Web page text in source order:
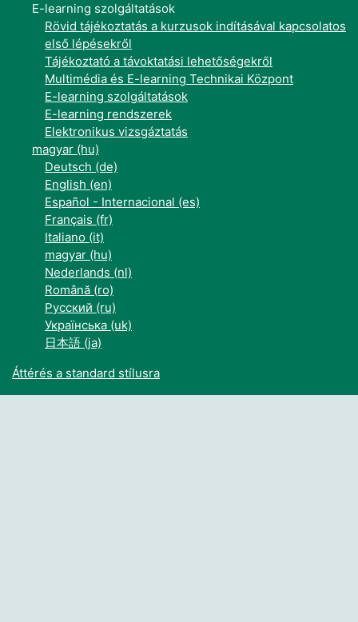
E-learning szolgáltatások
Rövid tájékoztatás a kurzusok indításával kapcsolatos
első lépésekről
Tájékoztató a távoktatási lehetőségekről
Multimédia és E-learning Technikai Központ
E-learning szolgáltatások
E-learning rendszerek
Elektronikus vizsgáztatás
magyar ‎(hu)‎
Deutsch ‎(de)‎
English ‎(en)‎
Español - Internacional ‎(es)‎
Français ‎(fr)‎
Italiano ‎(it)‎
magyar ‎(hu)‎
Nederlands ‎(nl)‎
Română ‎(ro)‎
Русский ‎(ru)‎
Українська ‎(uk)‎
日本語 ‎(ja)‎
Áttérés a standard stílusra